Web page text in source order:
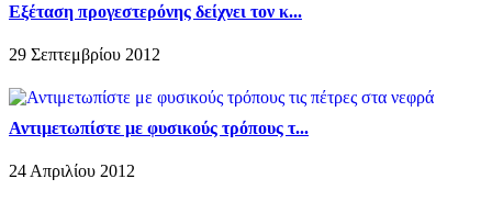
Εξέταση προγεστερόνης δείχνει τον κ...
29 Σεπτεμβρίου 2012
Αντιμετωπίστε με φυσικούς τρόπους τ...
24 Απριλίου 2012